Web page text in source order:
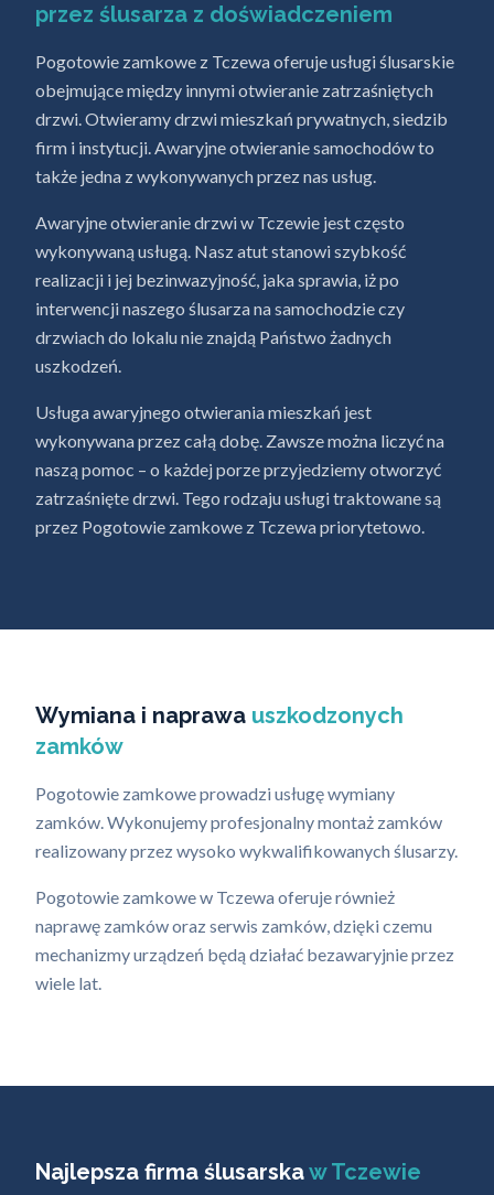
przez ślusarza z doświadczeniem
Pogotowie zamkowe z Tczewa oferuje usługi ślusarskie
obejmujące między innymi otwieranie zatrzaśniętych
drzwi. Otwieramy drzwi mieszkań prywatnych, siedzib
firm i instytucji. Awaryjne otwieranie samochodów to
także jedna z wykonywanych przez nas usług.
Awaryjne otwieranie drzwi w Tczewie jest często
wykonywaną usługą. Nasz atut stanowi szybkość
realizacji i jej bezinwazyjność, jaka sprawia, iż po
interwencji naszego ślusarza na samochodzie czy
drzwiach do lokalu nie znajdą Państwo żadnych
uszkodzeń.
Usługa awaryjnego otwierania mieszkań jest
wykonywana przez całą dobę. Zawsze można liczyć na
naszą pomoc – o każdej porze przyjedziemy otworzyć
zatrzaśnięte drzwi. Tego rodzaju usługi traktowane są
przez Pogotowie zamkowe z Tczewa priorytetowo.
Wymiana i naprawa uszkodzonych
zamków
Pogotowie zamkowe prowadzi usługę wymiany
zamków. Wykonujemy profesjonalny montaż zamków
realizowany przez wysoko wykwalifikowanych ślusarzy.
Pogotowie zamkowe w Tczewa oferuje również
naprawę zamków oraz serwis zamków, dzięki czemu
mechanizmy urządzeń będą działać bezawaryjnie przez
wiele lat.
Najlepsza firma ślusarskaw Tczewie